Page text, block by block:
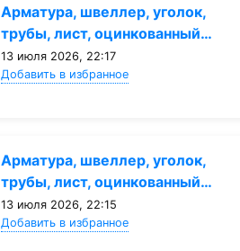
Арматура, швеллер, уголок,
трубы, лист, оцинкованный…
13 июля 2026, 22:17
Добавить в избранное
Арматура, швеллер, уголок,
трубы, лист, оцинкованный…
13 июля 2026, 22:15
Добавить в избранное